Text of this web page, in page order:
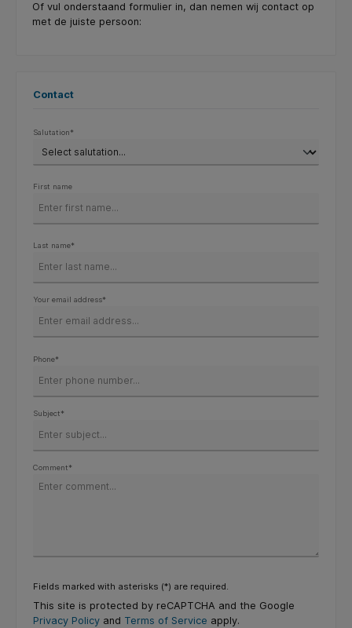
Of vul onderstaand formulier in, dan nemen wij contact op
met de juiste persoon:
Contact
Salutation*
First name
Last name*
Your email address*
Phone*
Subject*
Comment*
Fields marked with asterisks (*) are required.
This site is protected by reCAPTCHA and the Google
Privacy Policy and Terms of Service apply.